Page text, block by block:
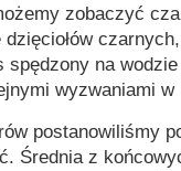
zobaczyć
spędzony na
wyzwaniami w
postanowiliśmy
Średnia z